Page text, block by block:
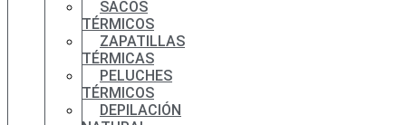
SACOS
TÉRMICOS
ZAPATILLAS
TÉRMICAS
PELUCHES
TÉRMICOS
DEPILACIÓN